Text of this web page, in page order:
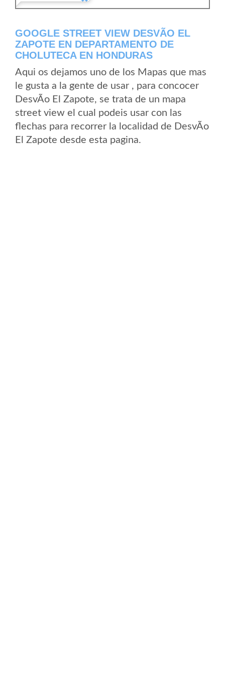
GOOGLE STREET VIEW DESVÃ­O EL
ZAPOTE EN DEPARTAMENTO DE
CHOLUTECA EN HONDURAS
Aqui os dejamos uno de los Mapas que mas
le gusta a la gente de usar , para concocer
DesvÃ­o El Zapote, se trata de un mapa
street view el cual podeis usar con las
flechas para recorrer la localidad de DesvÃ­o
El Zapote desde esta pagina.